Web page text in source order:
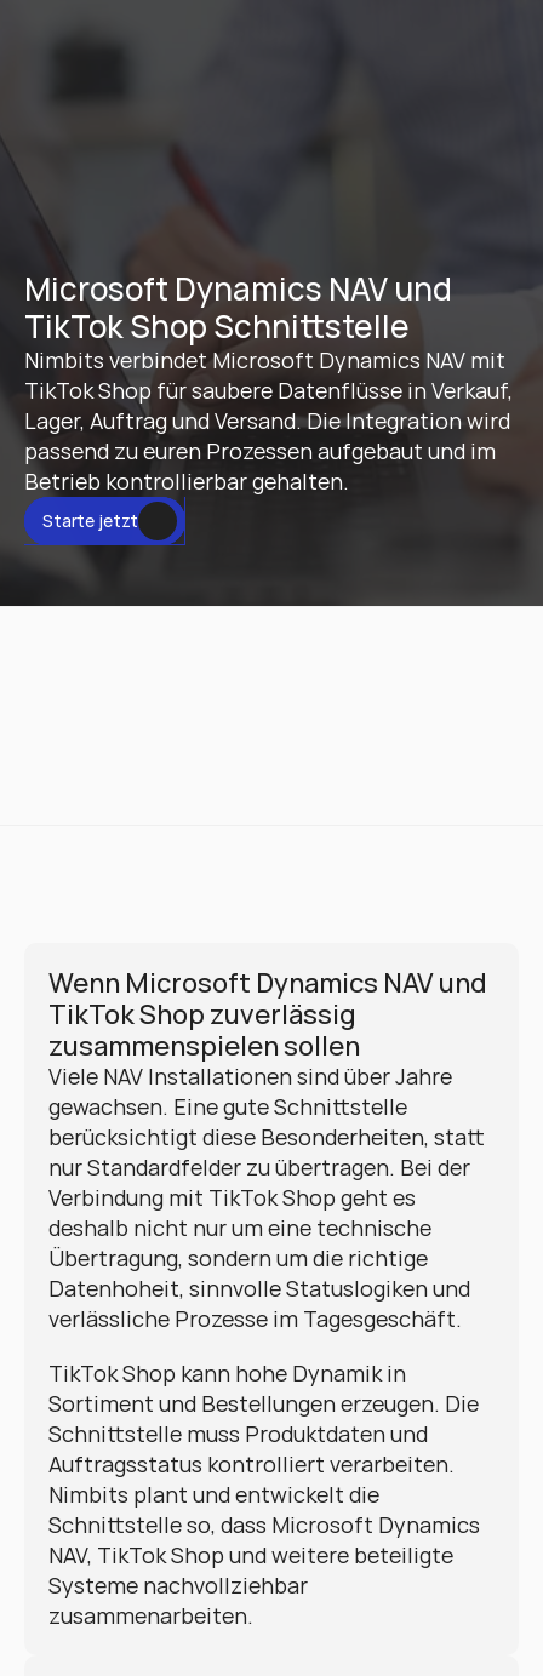
Microsoft Dynamics NAV und
TikTok Shop Schnittstelle
Nimbits verbindet Microsoft Dynamics NAV mit
TikTok Shop für saubere Datenflüsse in Verkauf,
Lager, Auftrag und Versand. Die Integration wird
passend zu euren Prozessen aufgebaut und im
Betrieb kontrollierbar gehalten.
Starte jetzt
Wenn Microsoft Dynamics NAV und
TikTok Shop zuverlässig
zusammenspielen sollen
Viele NAV Installationen sind über Jahre
gewachsen. Eine gute Schnittstelle
berücksichtigt diese Besonderheiten, statt
nur Standardfelder zu übertragen. Bei der
Verbindung mit TikTok Shop geht es
deshalb nicht nur um eine technische
Übertragung, sondern um die richtige
Datenhoheit, sinnvolle Statuslogiken und
verlässliche Prozesse im Tagesgeschäft.
TikTok Shop kann hohe Dynamik in
Sortiment und Bestellungen erzeugen. Die
Schnittstelle muss Produktdaten und
Auftragsstatus kontrolliert verarbeiten.
Nimbits plant und entwickelt die
Schnittstelle so, dass Microsoft Dynamics
NAV, TikTok Shop und weitere beteiligte
Systeme nachvollziehbar
zusammenarbeiten.